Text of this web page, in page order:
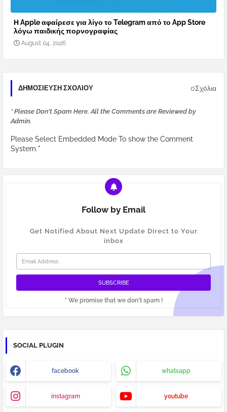
Η Apple αφαίρεσε για λίγο το Telegram από το App Store
λόγω παιδικής πορνογραφίας
August 04, 2026
ΔΗΜΟΣΊΕΥΣΗ ΣΧΟΛΊΟΥ 0Σχόλια
* Please Don't Spam Here. All the Comments are Reviewed by
Admin.
Please Select Embedded Mode To show the Comment
System.*
Follow by Email
Get Notified About Next Update Direct to Your
inbox
* We promise that we don't spam !
SOCIAL PLUGIN
facebook whatsapp
instagram youtube